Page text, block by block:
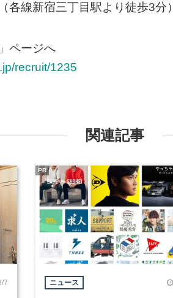
各線新宿三丁目駅より徒歩3分）
ページへ
recruit/1235
関連記事
7 ニュース
PR